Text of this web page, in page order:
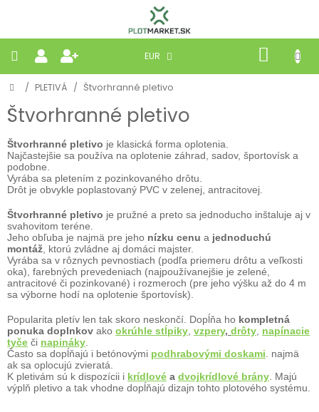
EUR
KOŠÍK
PLETIVÁ
BRÁNY
PRÍRODNÉ
BETÓNOVÉ
STRIEŠKY
ČLÁNKY
Kalkulácia
zdarma
Kontakty
Domov
/ PLETIVÁ / Štvorhranné pletivo
Štvorhranné pletivo
Štvorhranné pletivo je klasická forma oplotenia.
Najčastejšie sa používa na oplotenie záhrad, sadov, športovísk a
podobne.
Vyrába sa pletením z pozinkovaného drôtu.
Drôt je obvykle poplastovaný PVC v zelenej, antracitovej.
Štvorhranné pletivo je pružné a preto sa jednoducho inštaluje aj v
svahovitom teréne.
Jeho obľuba je najmä pre jeho nízku cenu a jednoduchú
montáž , ktorú zvládne aj domáci majster.
Vyrába sa v rôznych pevnostiach (podľa priemeru drôtu a veľkosti
oka), farebných prevedeniach (najpoužívanejšie je zelené,
antracitové či pozinkované) i rozmeroch (pre jeho výšku až do 4 m
sa výborne hodí na oplotenie športovísk).
Popularita pletív len tak skoro neskončí. Dopĺňa ho kompletná
ponuka doplnkov ako okrúhle stĺpiky vzpery, drôty napínacie
tyče či napináky
Často sa dopĺňajú i betónovými podhrabovými doskami . najmä
ak sa oplocujú zvieratá.
K pletivám sú k dispozícii i krídlové a dvojkrídlové brány . Majú
výplň pletivo a tak vhodne dopĺňajú dizajn tohto plotového systému.